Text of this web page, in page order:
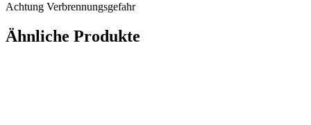
Achtung Verbrennungsgefahr
Ähnliche Produkte